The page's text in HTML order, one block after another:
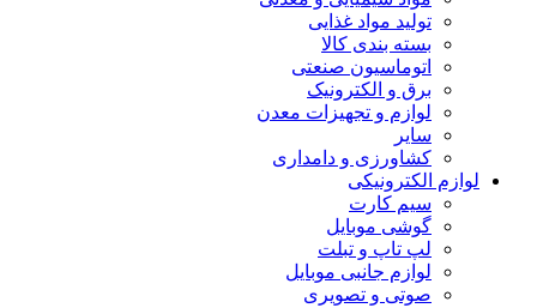
تولید مواد غذایی
بسته بندی کالا
اتوماسیون صنعتی
برق و الکترونیک
لوازم و تجهیزات معدن
سایر
کشاورزی و دامداری
لوازم الکترونیکی
سیم کارت
گوشی موبایل
لپ تاپ و تبلت
لوازم جانبی موبایل
صوتی و تصویری